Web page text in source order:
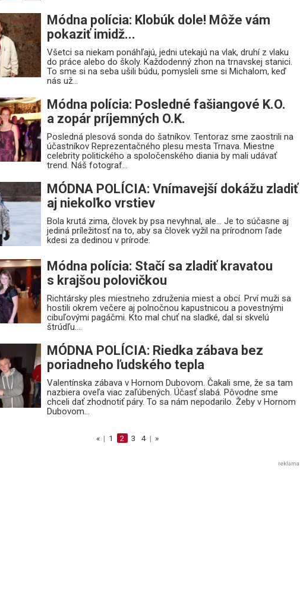
Módna polícia: Klobúk dole! Môže vám
pokaziť imidž...
Všetci sa niekam ponáhľajú, jedni utekajú na vlak, druhí z vlaku
do práce alebo do školy. Každodenný zhon na trnavskej stanici.
To sme si na seba ušili búdu, pomysleli sme si Michalom, keď
nás už...
Módna polícia: Posledné fašiangové K.O.
a zopár príjemných O.K.
Posledná plesová sonda do šatníkov. Tentoraz sme zaostrili na
účastníkov Reprezentačného plesu mesta Trnava. Miestne
celebrity politického a spoločenského diania by mali udávať
trend. Náš fotograf...
MÓDNA POLÍCIA: Vnímavejší dokážu zladiť
aj niekoľko vrstiev
Bola krutá zima, človek by psa nevyhnal, ale... Je to súčasne aj
jediná príležitosť na to, aby sa človek vyžil na prírodnom ľade
kdesi za dedinou v prírode.
Módna polícia: Stačí sa zladiť kravatou
s krajšou polovičkou
Richtársky ples miestneho združenia miest a obcí. Prví muži sa
hostili okrem večere aj polnočnou kapustnicou a povestnými
cibuľovými pagáčmi. Kto mal chuť na sladké, dal si skvelú
štrúdľu....
MÓDNA POLÍCIA: Riedka zábava bez
poriadneho ľudského tepla
Valentínska zábava v Hornom Dubovom. Čakali sme, že sa tam
nazbiera oveľa viac zaľúbených. Účasť slabá. Pôvodne sme
chceli dať zhodnotiť páry. To sa nám nepodarilo. Žeby v Hornom
Dubovom...
« | 1 2 3 4 | »
reklama